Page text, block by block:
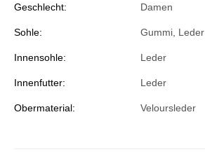
Geschlecht: Damen
Sohle: Gummi, Leder
Innensohle: Leder
Innenfutter: Leder
Obermaterial: Veloursleder